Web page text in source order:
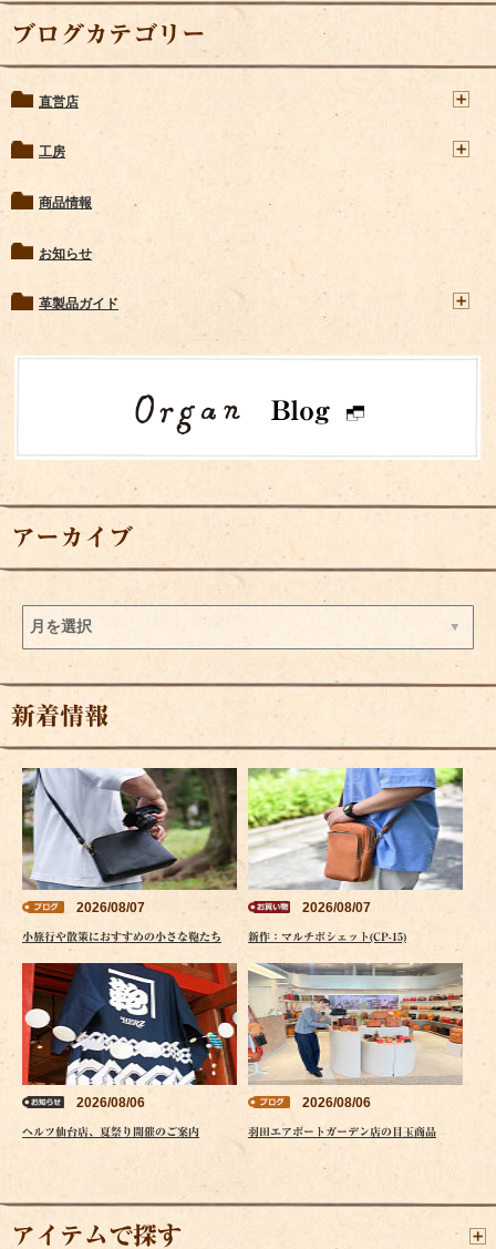
ブログカテゴリー
直営店
工房
商品情報
お知らせ
革製品ガイド
アーカイブ
新着情報
2026/08/07
小旅行や散策におすすめの小さな鞄たち
2026/08/07
新作：マルチポシェット(CP-15)
2026/08/06
ヘルツ仙台店、夏祭り開催のご案内
2026/08/06
羽田エアポートガーデン店の目玉商品
アイテムで探す